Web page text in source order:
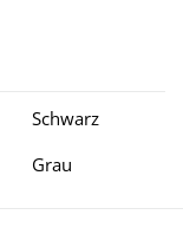
Schwarz
Grau